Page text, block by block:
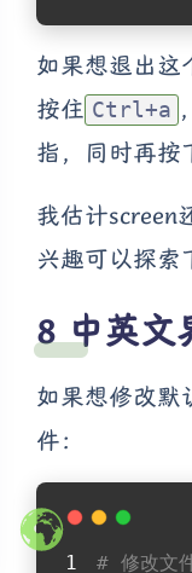
夜间模式
如果想退出这
按住 Ctrl+a
指，同时再按
我估计screen
兴趣可以探索
中英文
如果想修改默
件：
# 修改文